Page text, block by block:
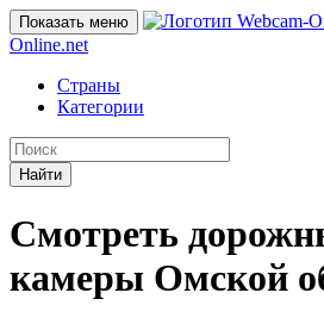
Показать меню
Online.net
Страны
Категории
Найти
Смотреть
камеры Омской